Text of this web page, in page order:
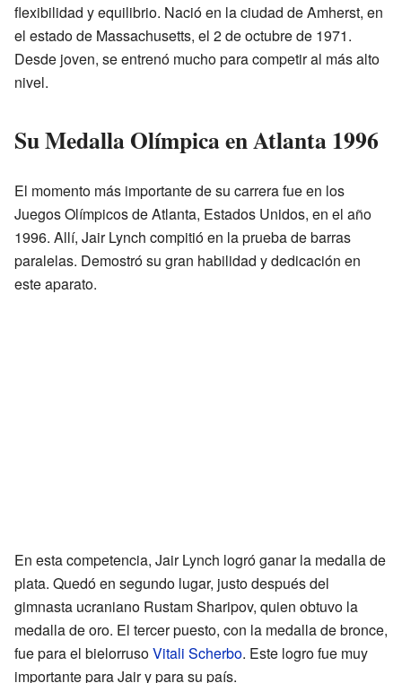
flexibilidad y equilibrio. Nació en la ciudad de Amherst, en
el estado de Massachusetts, el 2 de octubre de 1971.
Desde joven, se entrenó mucho para competir al más alto
nivel.
Su Medalla Olímpica en Atlanta 1996
El momento más importante de su carrera fue en los
Juegos Olímpicos de Atlanta, Estados Unidos, en el año
1996. Allí, Jair Lynch compitió en la prueba de barras
paralelas. Demostró su gran habilidad y dedicación en
este aparato.
En esta competencia, Jair Lynch logró ganar la medalla de
plata. Quedó en segundo lugar, justo después del
gimnasta ucraniano Rustam Sharipov, quien obtuvo la
medalla de oro. El tercer puesto, con la medalla de bronce,
fue para el bielorrusoVitali Scherbo. Este logro fue muy
importante para Jair y para su país.